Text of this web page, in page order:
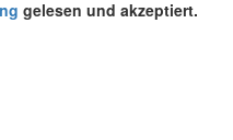
gelesen und akzeptiert.